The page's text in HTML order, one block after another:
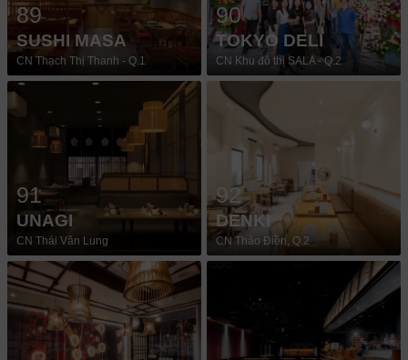
89
SUSHI MASA
CN Thạch Thị Thanh - Q.1
90
TOKYO DELI
CN Khu đô thị SALA - Q.2
91
UNAGI
CN Thái Văn Lung
92
DENKI
CN Thảo Điền, Q.2